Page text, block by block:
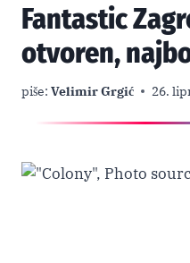
Fantastic
otvoren,
piše: Velimir Grgić 26.